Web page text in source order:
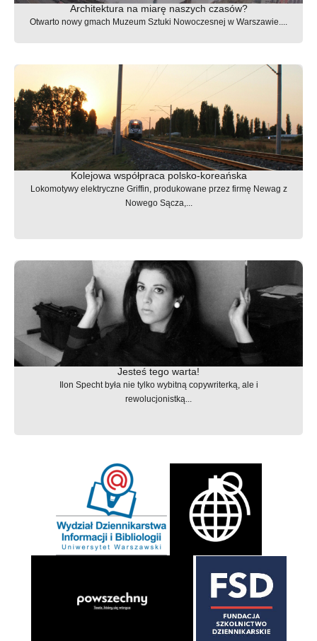
Architektura na miarę naszych czasów?
Otwarto nowy gmach Muzeum Sztuki Nowoczesnej w Warszawie....
Kolejowa współpraca polsko-koreańska
Lokomotywy elektryczne Griffin, produkowane przez firmę Newag z
Nowego Sącza,...
Jesteś tego warta!
Ilon Specht była nie tylko wybitną copywriterką, ale i
rewolucjonistką...